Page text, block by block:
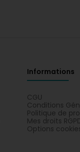
Informations
CGU
Conditions
Politique de
Mes droits
Options